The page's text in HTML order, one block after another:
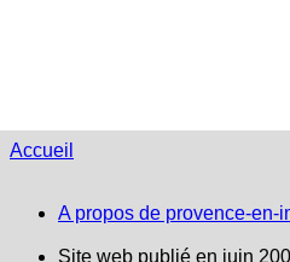
Accueil
A propos de provence-en-
Site web publié en juin